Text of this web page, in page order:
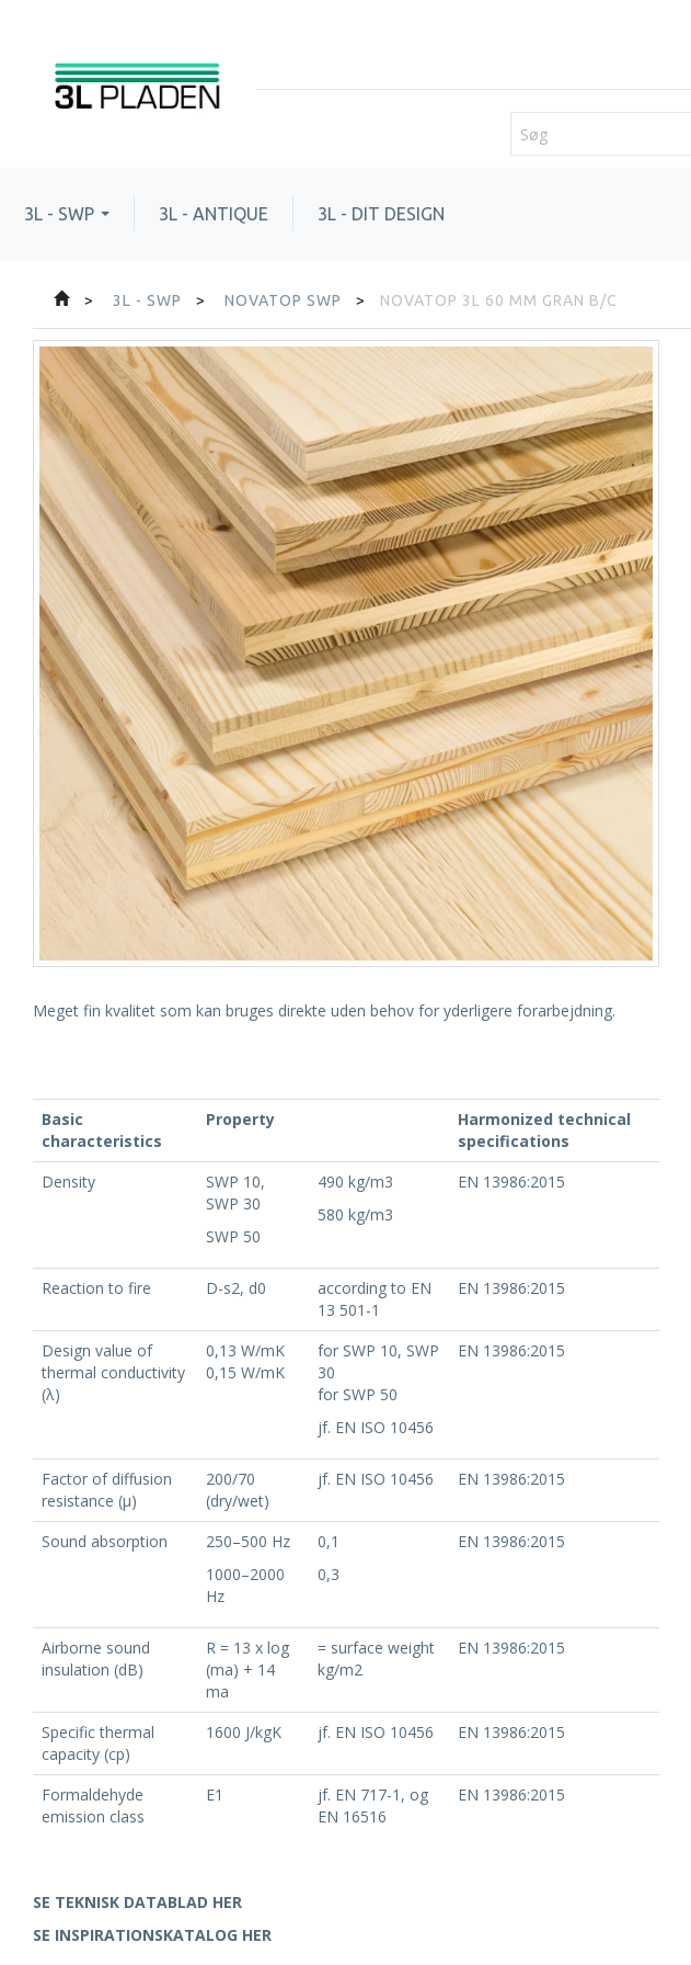
3L - SWP 3L - ANTIQUE 3L - DIT DESIGN
3L - SWP NOVATOP SWP NOVATOP 3L 60 MM GRAN B/C
Meget fin kvalitet som kan bruges direkte uden behov for yderligere forarbejdning.
Basic
characteristics
Property
Harmonized technical
specifications
Density
SWP 10,
SWP 30
SWP 50
490 kg/m3
580 kg/m3
EN 13986:2015
Reaction to fire D-s2, d0
according to EN
13 501-1
EN 13986:2015
Design value of
thermal conductivity
(λ)
0,13 W/mK
0,15 W/mK
for SWP 10, SWP
30
for SWP 50
jf. EN ISO 10456
EN 13986:2015
Factor of diffusion
resistance (μ)
200/70
(dry/wet)
jf. EN ISO 10456 EN 13986:2015
Sound absorption
250–500 Hz
1000–2000
Hz
0,1
0,3
EN 13986:2015
Airborne sound
insulation (dB)
R = 13 x log
(ma) + 14
ma
= surface weight
kg/m2
EN 13986:2015
Specific thermal
capacity (cp)
1600 J/kgK jf. EN ISO 10456 EN 13986:2015
Formaldehyde
emission class
E1
jf. EN 717-1, og
EN 16516
EN 13986:2015
SE TEKNISK DATABLAD HER
SE INSPIRATIONSKATALOG HER